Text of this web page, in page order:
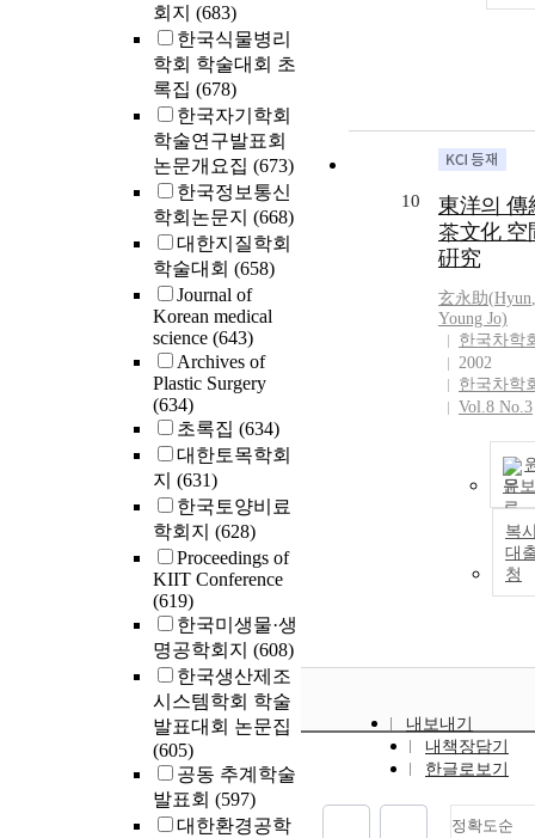
회지 (683)
한국식물병리
학회 학술대회 초
록집 (678)
한국자기학회
학술연구발표회
논문개요집 (673)
한국정보통신
학회논문지 (668)
대한지질학회
학술대회 (658)
Journal of
Korean medical
science (643)
Archives of
Plastic Surgery
(634)
초록집 (634)
대한토목학회
지 (631)
한국토양비료
학회지 (628)
Proceedings of
KIIT Conference
(619)
한국미생물·생
명공학회지 (608)
한국생산제조
시스템학회 학술
발표대회 논문집
(605)
공동 추계학술
발표회 (597)
대한환경공학
10
東洋의 傳
茶文化 空
硏究
玄永助(Hyun,
Young Jo)
한국차학
2002
한국차학
Vol.8 No.3
문
복
대
청
내보내기
내책장담기
한글로보기
정확도순